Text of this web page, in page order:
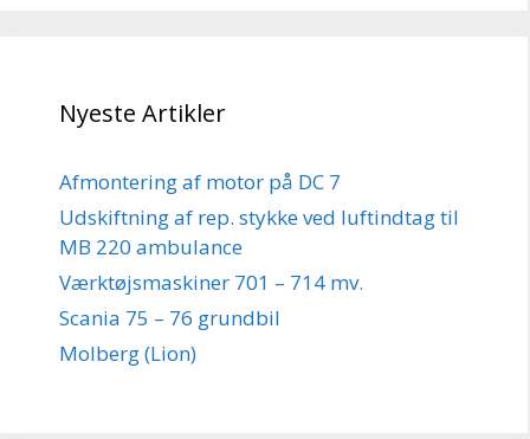
Nyeste Artikler
Afmontering af motor på DC 7
Udskiftning af rep. stykke ved luftindtag til
MB 220 ambulance
Værktøjsmaskiner 701 – 714 mv.
Scania 75 – 76 grundbil
Molberg (Lion)